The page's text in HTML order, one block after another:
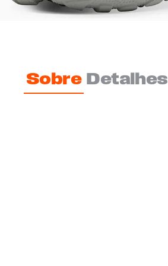
Sobre Detalhes